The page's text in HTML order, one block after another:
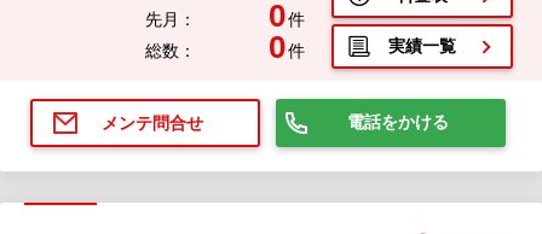
先月： 0件
総数：
0件 実績一覧
メンテ問合せ 電話をかける